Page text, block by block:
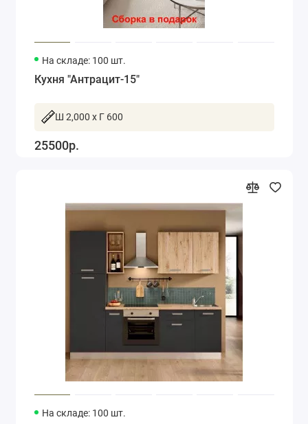
На складе: 100 шт.
Кухня "Антрацит-15"
Ш 2,000 x Г 600
25500р.
На складе: 100 шт.